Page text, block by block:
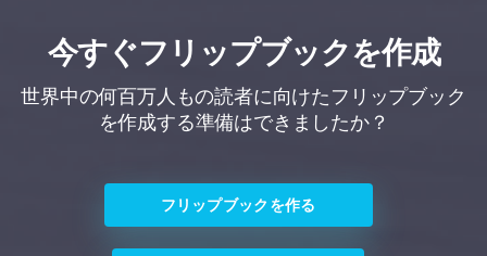
今すぐフリップブックを作成
世界中の何百万人もの読者に向けたフリップブック
を作成する準備はできましたか？
フリップブックを作る